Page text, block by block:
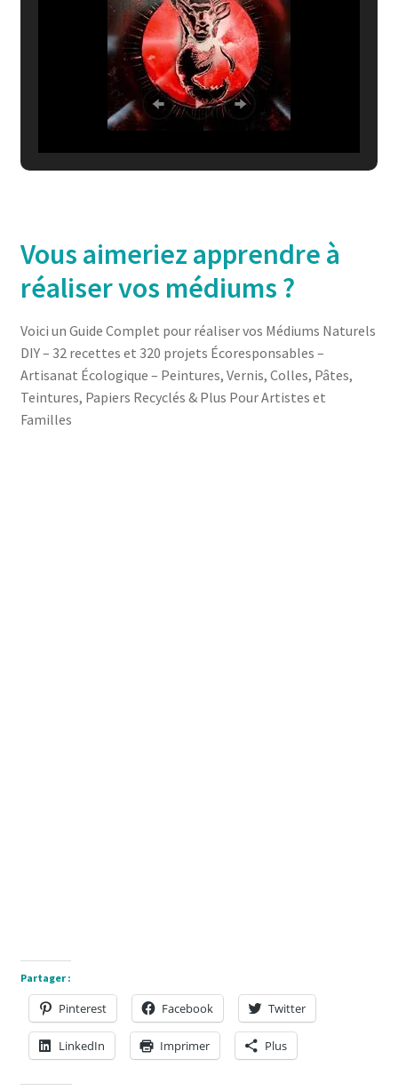
Vous aimeriez apprendre à
réaliser vos médiums ?
Voici un Guide Complet pour réaliser vos Médiums Naturels
DIY – 32 recettes et 320 projets Écoresponsables –
Artisanat Écologique – Peintures, Vernis, Colles, Pâtes,
Teintures, Papiers Recyclés & Plus Pour Artistes et
Familles
Partager :
Pinterest Facebook Twitter
LinkedIn Imprimer Plus